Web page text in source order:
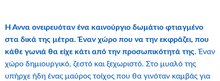
Η Άννα ονειρευόταν ένα καινούργιο δωμάτιο φτιαγμένο
στα δικά της μέτρα. Έναν χώρο που να την εκφράζει, που
κάθε γωνιά θα είχε κάτι από την προσωπικότητά της. Έναν
χώρο δημιουργικό, ζεστό και ξεχωριστό. Στο μυαλό της
υπήρχε ήδη ένας μαύρος τοίχος που θα γινόταν καμβάς για